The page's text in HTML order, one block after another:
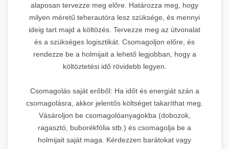
alaposan tervezze meg előre. Határozza meg, hogy
milyen méretű teherautóra lesz szüksége, és mennyi
ideig tart majd a költözés. Tervezze meg az útvonalat
és a szükséges logisztikát. Csomagoljon előre, és
rendezze be a holmijait a lehető legjobban, hogy a
költöztetési idő rövidebb legyen.
Csomagolás saját erőből: Ha időt és energiát szán a
csomagolásra, akkor jelentős költséget takaríthat meg.
Vásároljon be csomagolóanyagokba (dobozok,
ragasztó, buborékfólia stb.) és csomagolja be a
holmijait saját maga. Kérdezzen barátokat vagy